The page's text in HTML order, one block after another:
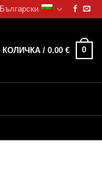
Български
КОЛИЧКА / 0.00 € 0